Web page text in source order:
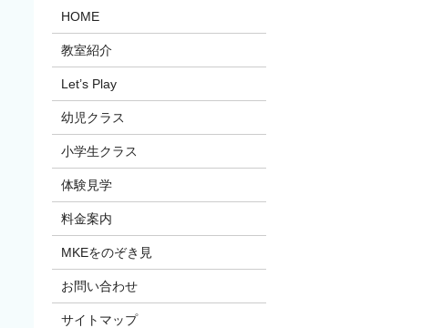
HOME
教室紹介
Let’s Play
幼児クラス
小学生クラス
体験見学
料金案内
MKEをのぞき見
お問い合わせ
サイトマップ